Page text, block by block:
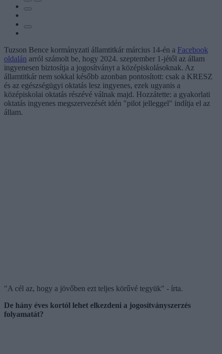
Tuzson Bence kormányzati államtitkár március 14-én a Facebook
oldalán arról számolt be, hogy 2024. szeptember 1-jétől az állam
ingyenesen biztosítja a jogosítványt a középiskolásoknak. Az
államtitkár nem sokkal később azonban pontosított: csak a KRESZ
és az egészségügyi oktatás lesz ingyenes, ezek ugyanis a
középiskolai oktatás részévé válnak majd. Hozzátette: a gyakorlati
oktatás ingyenes megszervezését idén "pilot jelleggel" indítja el az
állam.
"A cél az, hogy a jövőben ezt teljes körűvé tegyük" - írta.
De hány éves kortól lehet elkezdeni a jogosítványszerzés
folyamatát?